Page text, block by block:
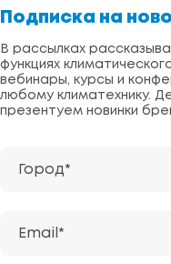
Подписка на
В рассылках
функциях
вебинары, курсы и
любому климатехнику.
презентуем новинки
Город*
Email*